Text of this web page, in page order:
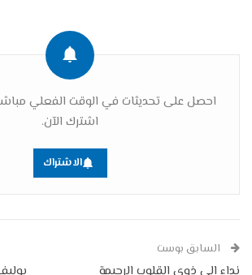
احصل على تحديثات في الوقت الفعلي
اشترك الآن.
الاشتراك
السابق بوست